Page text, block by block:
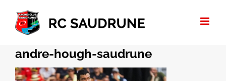
Passer
contenu
andre-hough-saudrune